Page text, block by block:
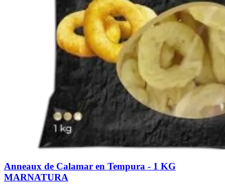
Anneaux de Calamar en Tempura - 1 KG
MARNATURA